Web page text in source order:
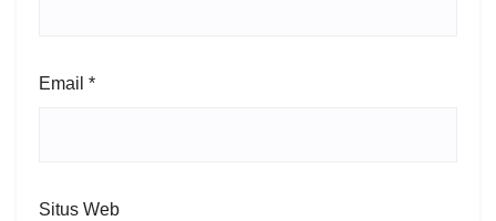
Email *
Situs Web